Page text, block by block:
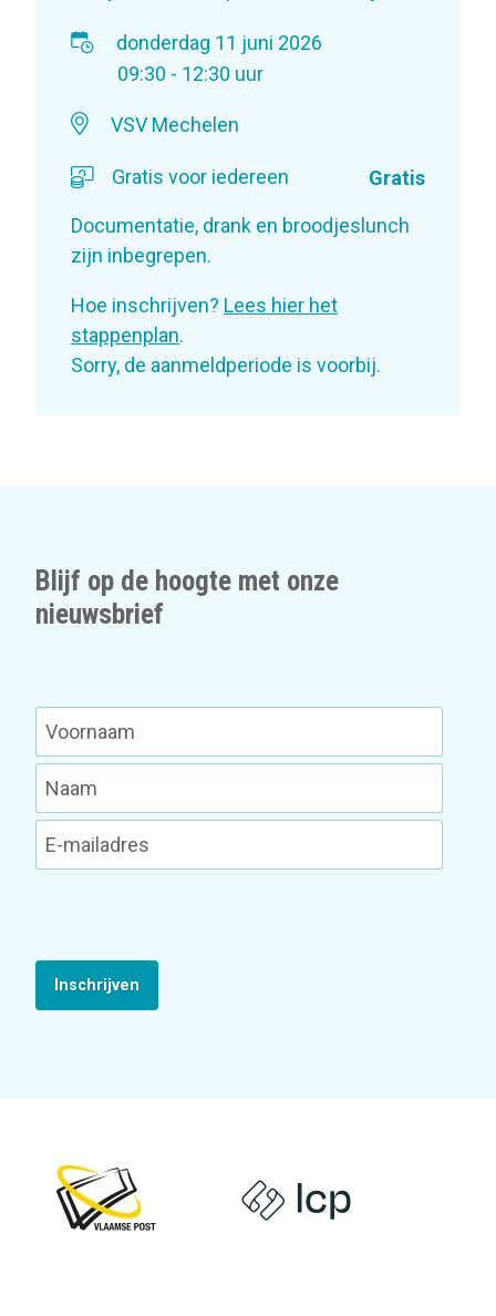
donderdag 11 juni 2026
09:30 - 12:30 uur
VSV Mechelen
Gratis voor iedereen Gratis
Documentatie, drank en broodjeslunch
zijn inbegrepen.
Hoe inschrijven? Lees hier het
stappenplan.
Sorry, de aanmeldperiode is voorbij.
Blijf op de hoogte met onze
nieuwsbrief
Inschrijven